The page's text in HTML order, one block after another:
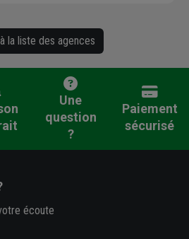
la liste des agences
Une
question
?
Paiement
sécurisé
écoute